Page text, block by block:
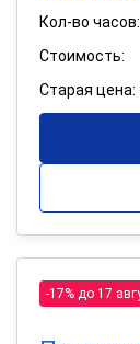
Кол-во часов:
Стоимость:
Старая цена:
-17% до 17